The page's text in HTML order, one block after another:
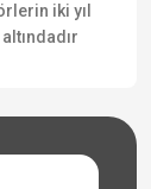
iki yıl